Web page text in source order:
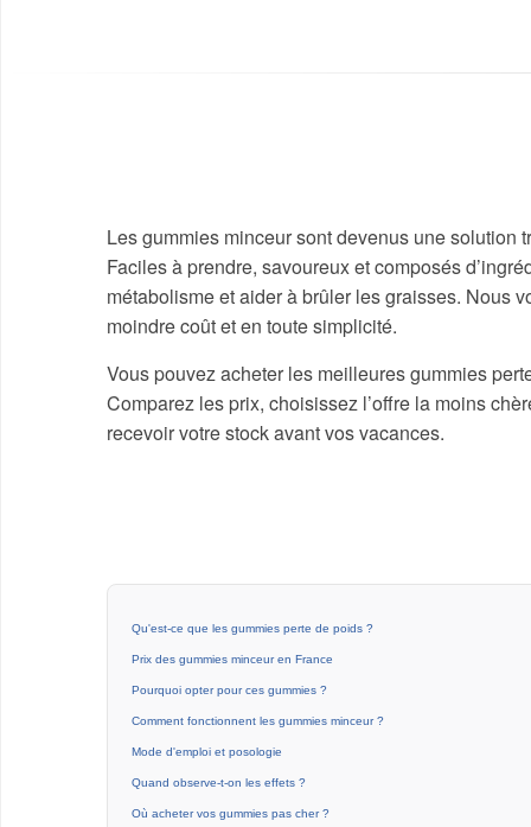
Les gummies minceur sont devenus une solution
Faciles à prendre, savoureux et composés
métabolisme et aider à brûler les graisses. Nous
moindre coût et en toute simplicité.
Vous pouvez acheter les meilleures gummies
Comparez les prix, choisissez l’offre la moins
recevoir votre stock avant vos vacances.
Qu'est-ce que les gummies perte de poids ?
Prix des gummies minceur en France
Pourquoi opter pour ces gummies ?
Comment fonctionnent les gummies minceur ?
Mode d'emploi et posologie
Quand observe-t-on les effets ?
Où acheter vos gummies pas cher ?